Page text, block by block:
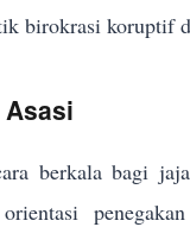
birokrasi koruptif
berkala bagi